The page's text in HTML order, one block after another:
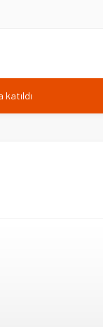
sürüyor